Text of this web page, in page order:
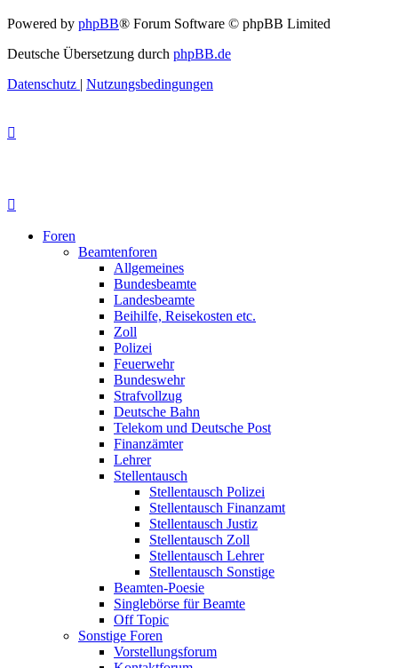
Powered by phpBB® Forum Software © phpBB Limited
Deutsche Übersetzung durch phpBB.de
Datenschutz | Nutzungsbedingungen
Foren
Beamtenforen
Allgemeines
Bundesbeamte
Landesbeamte
Beihilfe, Reisekosten etc.
Zoll
Polizei
Feuerwehr
Bundeswehr
Strafvollzug
Deutsche Bahn
Telekom und Deutsche Post
Finanzämter
Lehrer
Stellentausch
Stellentausch Polizei
Stellentausch Finanzamt
Stellentausch Justiz
Stellentausch Zoll
Stellentausch Lehrer
Stellentausch Sonstige
Beamten-Poesie
Singlebörse für Beamte
Off Topic
Sonstige Foren
Vorstellungsforum